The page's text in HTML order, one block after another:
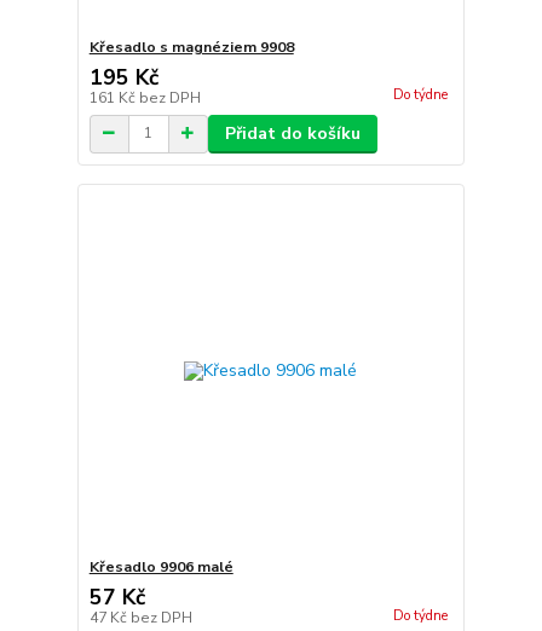
Křesadlo s magnéziem 9908
195 Kč
161 Kč bez DPH Do týdne
Přidat do košíku
Křesadlo 9906 malé
57 Kč
47 Kč bez DPH Do týdne